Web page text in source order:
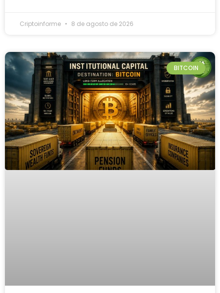
Criptoinforme 8 de agosto de 2026
BITCOIN